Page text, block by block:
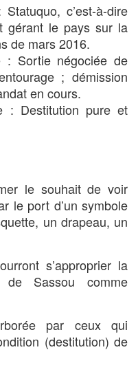
c’est-à-dire
gérant le pays sur la
de mars 2016.
: Sortie négociée de
; démission
en cours.
: Destitution pure et
le souhait de voir
le port d’un symbole
un drapeau, un
s’approprier la
Sassou comme
par ceux qui
(destitution) de